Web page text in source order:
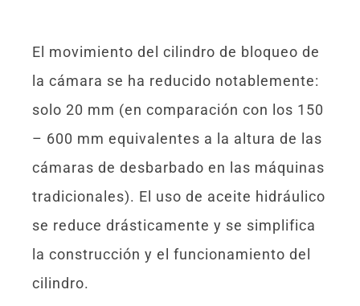
El movimiento del cilindro de bloqueo de
la cámara se ha reducido notablemente:
solo 20 mm (en comparación con los 150
– 600 mm equivalentes a la altura de las
cámaras de desbarbado en las máquinas
tradicionales). El uso de aceite hidráulico
se reduce drásticamente y se simplifica
la construcción y el funcionamiento del
cilindro.